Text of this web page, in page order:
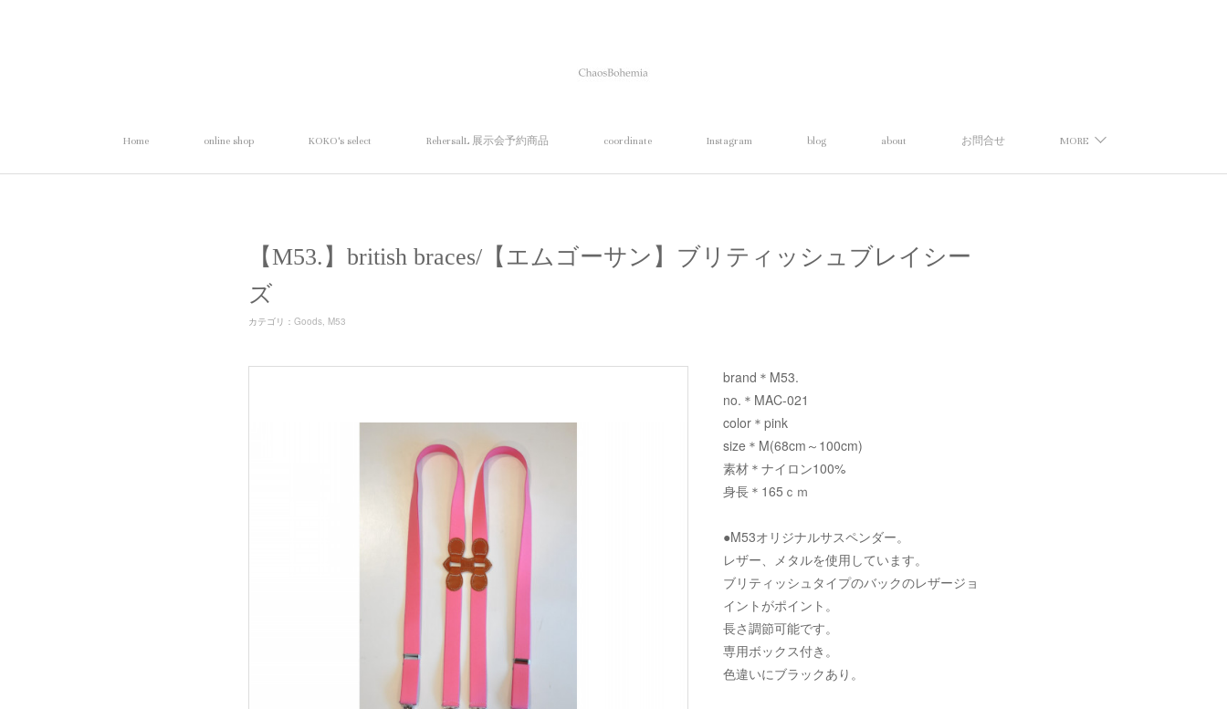
Home online shop KOKO's select RehersalL 展示会予約商品 coordinate Instagram blog about お問合せ MORE
【M53.】british braces/【エムゴーサン】ブリティッシュブレイシー
ズ
カテゴリ ： Goods M53
brand＊M53.
no.＊MAC-021
color＊pink
size＊M(68cm～100cm)
素材＊ナイロン100%
身長＊165ｃｍ
●M53オリジナルサスペンダー。
レザー、メタルを使用しています。
ブリティッシュタイプのバックのレザージョ
イントがポイント。
長さ調節可能です。
専用ボックス付き。
色違いにブラックあり。